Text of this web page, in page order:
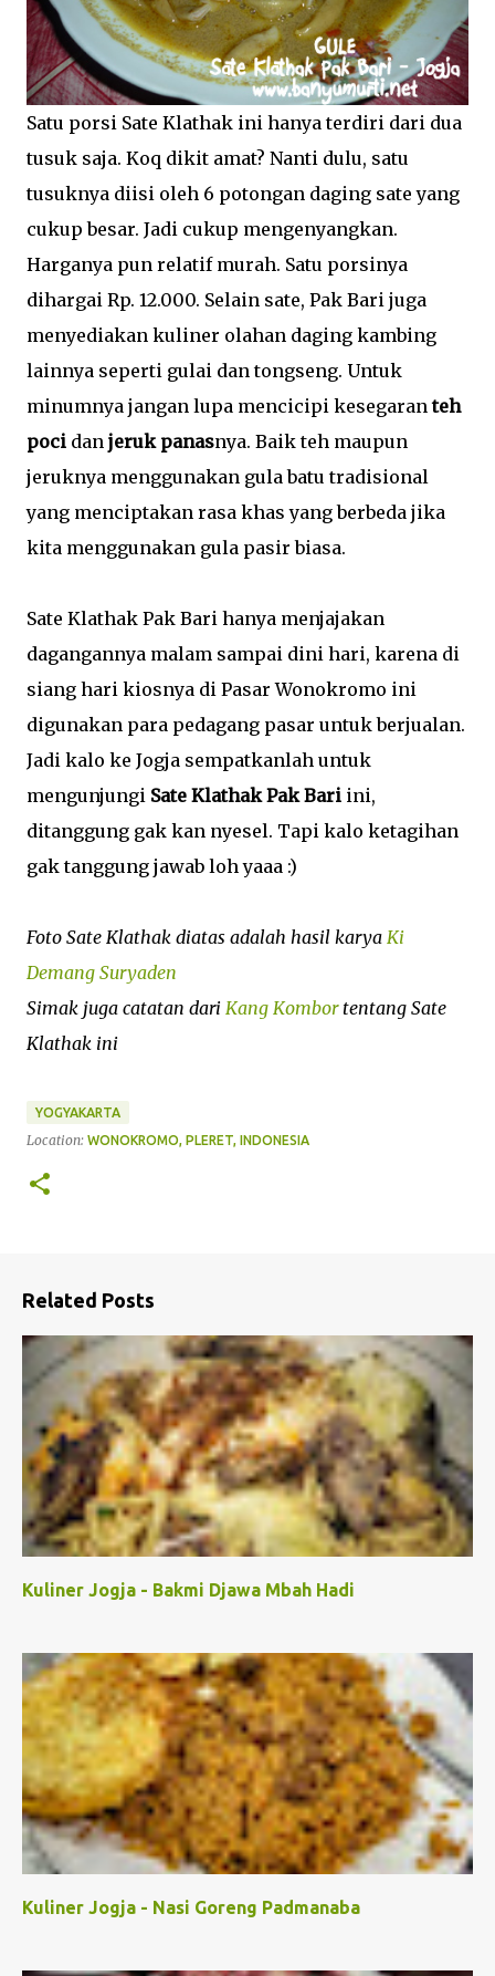
Satu porsi Sate Klathak ini hanya terdiri dari dua
tusuk saja. Koq dikit amat? Nanti dulu, satu
tusuknya diisi oleh 6 potongan daging sate yang
cukup besar. Jadi cukup mengenyangkan.
Harganya pun relatif murah. Satu porsinya
dihargai Rp. 12.000. Selain sate, Pak Bari juga
menyediakan kuliner olahan daging kambing
lainnya seperti gulai dan tongseng. Untuk
minumnya jangan lupa mencicipi kesegaranteh
poci dan jeruk panasnya. Baik teh maupun
jeruknya menggunakan gula batu tradisional
yang menciptakan rasa khas yang berbeda jika
kita menggunakan gula pasir biasa.
Sate Klathak Pak Bari hanya menjajakan
dagangannya malam sampai dini hari, karena di
siang hari kiosnya di Pasar Wonokromo ini
digunakan para pedagang pasar untuk berjualan.
Jadi kalo ke Jogja sempatkanlah untuk
mengunjungi Sate Klathak Pak Bari ini,
ditanggung gak kan nyesel. Tapi kalo ketagihan
gak tanggung jawab loh yaaa :)
Foto Sate Klathak diatas adalah hasil karya Ki
Demang Suryaden
Simak juga catatan dari Kang Kombortentang Sate
Klathak ini
YOGYAKARTA
Location: WONOKROMO, PLERET, INDONESIA
Related Posts
Kuliner Jogja - Bakmi Djawa Mbah Hadi
Kuliner Jogja - Nasi Goreng Padmanaba